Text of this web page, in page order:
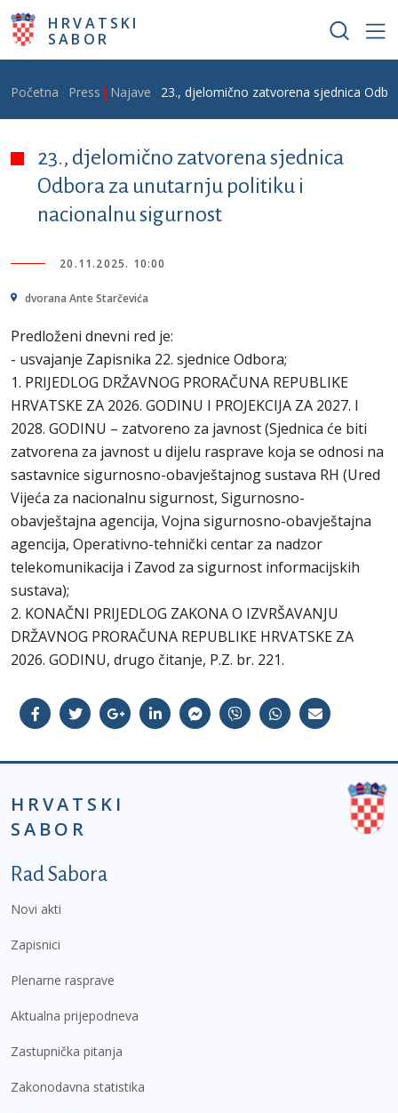
Skoči na glavni sadržaj
HRVATSKI
SABOR
Breadcrumb
Početna Press Najave 23., djelomično zatvorena sjednica
23., djelomično zatvorena sjednica
Odbora za unutarnju politiku i
nacionalnu sigurnost
20.11.2025. 10:00
dvorana Ante Starčevića
Predloženi dnevni red je:
- usvajanje Zapisnika 22. sjednice Odbora;
1. PRIJEDLOG DRŽAVNOG PRORAČUNA REPUBLIKE
HRVATSKE ZA 2026. GODINU I PROJEKCIJA ZA 2027. I
2028. GODINU – zatvoreno za javnost (Sjednica će biti
zatvorena za javnost u dijelu rasprave koja se odnosi na
sastavnice sigurnosno-obavještajnog sustava RH (Ured
Vijeća za nacionalnu sigurnost, Sigurnosno-
obavještajna agencija, Vojna sigurnosno-obavještajna
agencija, Operativno-tehnički centar za nadzor
telekomunikacija i Zavod za sigurnost informacijskih
sustava);
2. KONAČNI PRIJEDLOG ZAKONA O IZVRŠAVANJU
DRŽAVNOG PRORAČUNA REPUBLIKE HRVATSKE ZA
2026. GODINU, drugo čitanje, P.Z. br. 221.
HRVATSKI
SABOR
Podnožje prvi izbornik
Rad Sabora
Novi akti
Zapisnici
Plenarne rasprave
Aktualna prijepodneva
Zastupnička pitanja
Zakonodavna statistika